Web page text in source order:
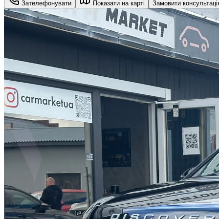
Зателефонувати Показати на карті Замовити